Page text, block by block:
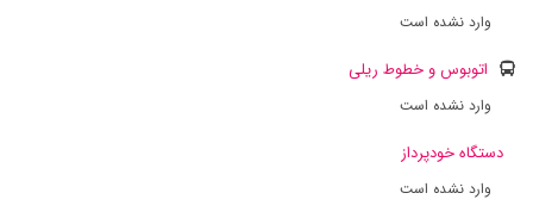
وارد نشده است
اتوبوس و خطوط ریلی
وارد نشده است
دستگاه خودپرداز
وارد نشده است